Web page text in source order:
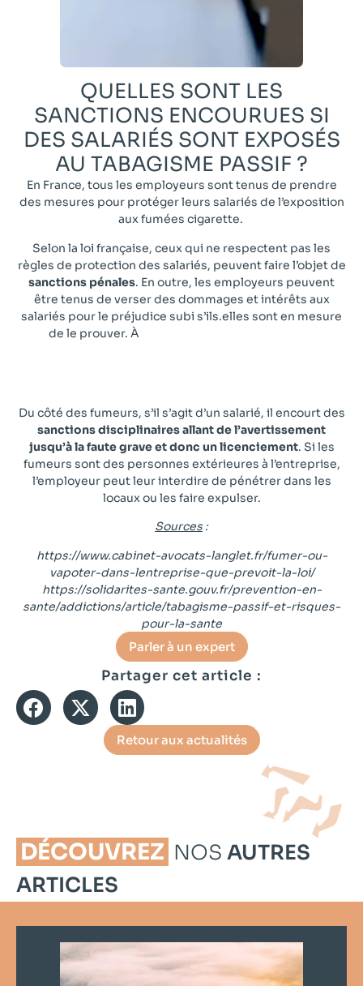
QUELLES SONT LES
SANCTIONS ENCOURUES SI
DES SALARIÉS SONT EXPOSÉS
AU TABAGISME PASSIF ?
En France, tous les employeurs sont tenus de prendre
des mesures pour protéger leurs salariés de l’exposition
aux fumées cigarette.
Selon la loi française, ceux qui ne respectent pas les
règles de protection des salariés, peuvent faire l’objet de
sanctions pénales. En outre, les employeurs peuvent
être tenus de verser des dommages et intérêts aux
salariés pour le préjudice subi s’ils.elles sont en mesure
de le prouver. À
Du côté des fumeurs, s’il s’agit d’un salarié, il encourt des
sanctions disciplinaires allant de l’avertissement
jusqu’à la faute grave et donc un licenciement. Si les
fumeurs sont des personnes extérieures à l’entreprise,
l’employeur peut leur interdire de pénétrer dans les
locaux ou les faire expulser.
Sources :
https://www.cabinet-avocats-langlet.fr/fumer-ou-
vapoter-dans-lentreprise-que-prevoit-la-loi/
https://solidarites-sante.gouv.fr/prevention-en-
sante/addictions/article/tabagisme-passif-et-risques-
pour-la-sante
Parler à un expert
Partager cet article :
Retour aux actualités
DÉCOUVREZ NOS AUTRES
ARTICLES